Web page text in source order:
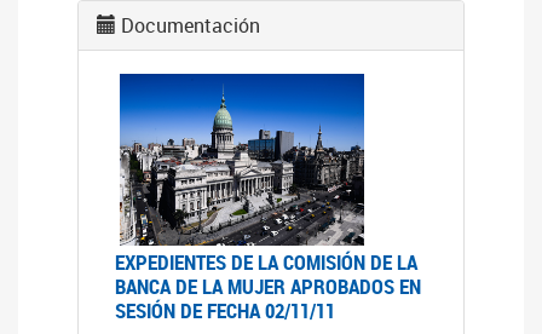
Documentación
EXPEDIENTES DE LA COMISIÓN DE LA
BANCA DE LA MUJER APROBADOS EN
SESIÓN DE FECHA 02/11/11